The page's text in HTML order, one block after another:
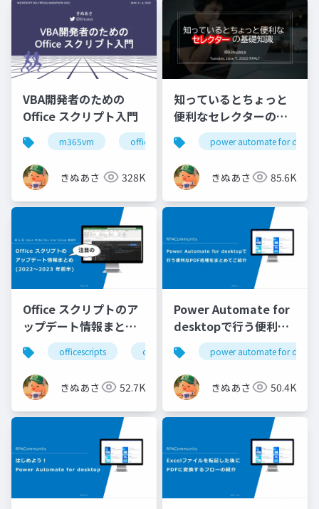
VBA開発者のための
Office スクリプト入門
m365vm officescripts officeスクリプト
きぬあさ 328K
知っているとちょっと
便利なセレクターの基
礎知識power automate for
きぬあさ 85.6K
Office スクリプトのア
ップデート情報まとめ
(2022～2023 年前半)
officescripts officeスクリプト m365dev
きぬあさ 52.7K
Power Automate for
desktopで行う便利な
PDF処理をまとめてご
紹介
power automate for
きぬあさ 50.4K